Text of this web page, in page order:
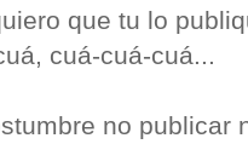
que tu lo
cuá-cuá-cuá...
no publicar